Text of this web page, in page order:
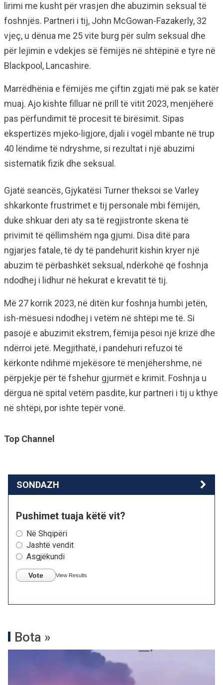
lirimi me kusht për vrasjen dhe abuzimin seksual të
foshnjës. Partneri i tij, John McGowan-Fazakerly, 32
vjeç, u dënua me 25 vite burg për sulm seksual dhe
për lejimin e vdekjes së fëmijës në shtëpinë e tyre në
Blackpool, Lancashire.
Marrëdhënia e fëmijës me çiftin zgjati më pak se katër
muaj. Ajo kishte filluar në prill të vitit 2023, menjëherë
pas përfundimit të procesit të birësimit. Sipas
ekspertizës mjeko-ligjore, djali i vogël mbante në trup
40 lëndime të ndryshme, si rezultat i një abuzimi
sistematik fizik dhe seksual.
Gjatë seancës, Gjykatësi Turner theksoi se Varley
shkarkonte frustrimet e tij personale mbi fëmijën,
duke shkuar deri aty sa të regjistronte skena të
privimit të qëllimshëm nga gjumi. Disa ditë para
ngjarjes fatale, të dy të pandehurit kishin kryer një
abuzim të përbashkët seksual, ndërkohë që foshnja
ndodhej i lidhur në hekurat e krevatit të tij.
Më 27 korrik 2023, në ditën kur foshnja humbi jetën,
ish-mësuesi ndodhej i vetëm në shtëpi me të. Si
pasojë e abuzimit ekstrem, fëmija pësoi një krizë dhe
ndërroi jetë. Megjithatë, i pandehuri refuzoi të
kërkonte ndihmë mjekësore të menjëhershme, në
përpjekje për të fshehur gjurmët e krimit. Foshnja u
dërgua në spital vetëm pasdite, kur partneri i tij u kthye
në shtëpi, por ishte tepër vonë.
Top Channel
SONDAZH
Pushimet tuaja këtë vit?
Në Shqipëri
Jashtë vendit
Asgjëkundi
Vote View Results
Bota »